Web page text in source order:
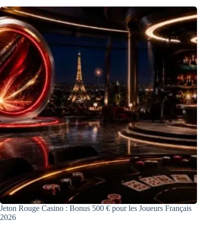
Jeton Rouge Casino : Bonus 500 € pour les Joueurs Français
2026